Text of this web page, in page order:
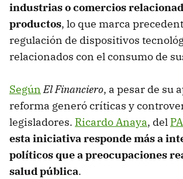
industrias o comercios
productos, lo que marca
regulación de dispositivos
relacionados con el consumo de
Según El Financiero, a pesar de su
reforma generó críticas y
legisladores. Ricardo Anaya, del
esta iniciativa responde más a
políticos que a preocupaciones
salud pública.